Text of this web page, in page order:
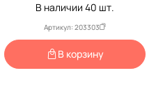
В наличии 40 шт.
Артикул: 203303
В корзину